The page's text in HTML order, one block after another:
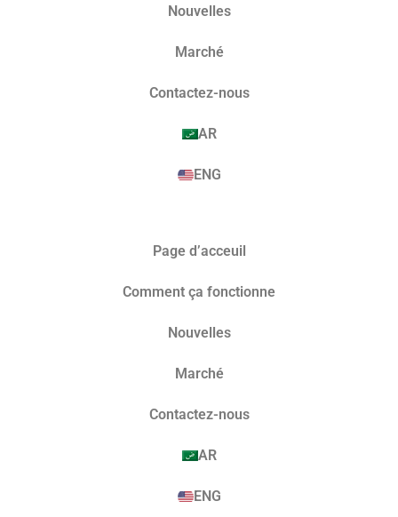
Nouvelles
Marché​
Contactez-nous
AR
ENG
Page d’acceuil
Comment ça fonctionne
Nouvelles
Marché​
Contactez-nous
AR
ENG